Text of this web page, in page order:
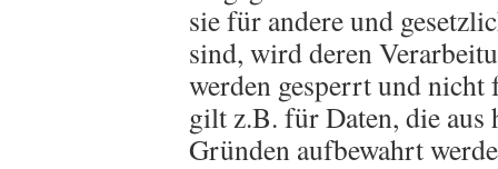
sie für andere und
sind, wird deren
werden gesperrt und nicht
gilt z.B. für Daten, die aus
Gründen aufbewahrt